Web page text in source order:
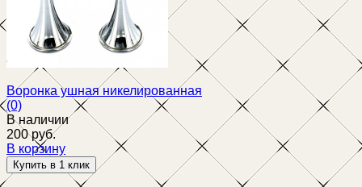
Воронка ушная никелированная
(0)
В наличии
200 руб.
В корзину